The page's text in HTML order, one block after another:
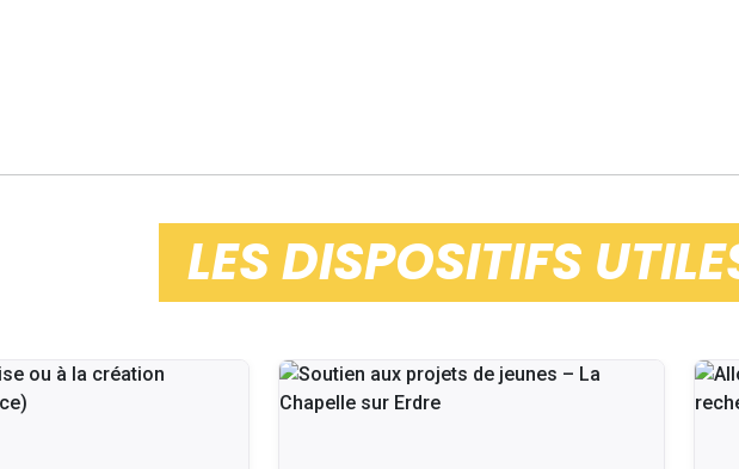
LES DISPOSITIFS